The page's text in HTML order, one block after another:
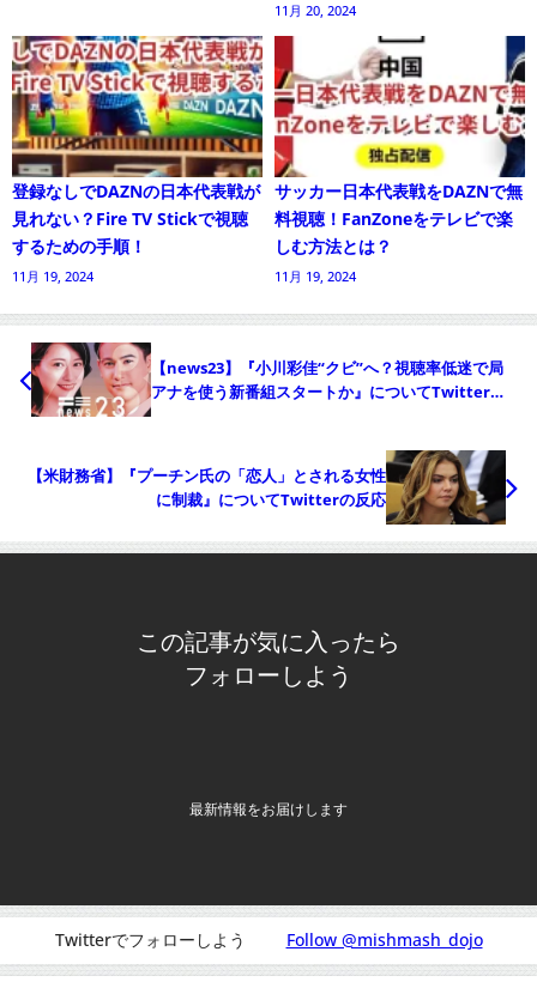
11月 20, 2024
登録なしでDAZNの日本代表戦が
見れない？Fire TV Stickで視聴
するための手順！
11月 19, 2024
サッカー日本代表戦をDAZNで無
料視聴！FanZoneをテレビで楽
しむ方法とは？
11月 19, 2024
【news23】『小川彩佳“クビ”へ？視聴率低迷で局
アナを使う新番組スタートか』についてTwitterの
【米財務省】『プーチン氏の「恋人」とされる女性
に制裁』についてTwitterの反応
この記事が気に入ったら
フォローしよう
最新情報をお届けします
Twitterでフォローしよう Follow @mishmash_dojo